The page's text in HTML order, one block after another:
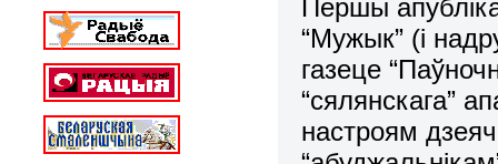
Першы
“Мужык” (і
газеце
“сялянскага”
настроям